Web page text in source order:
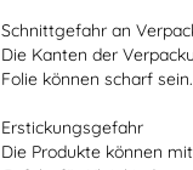
Schnittgefahr an
Die Kanten der
Folie können scharf sein.
Erstickungsgefahr
Die Produkte können